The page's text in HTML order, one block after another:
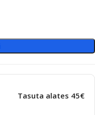
Tasuta alates 45€